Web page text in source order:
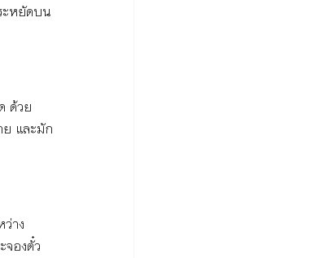
ะหยัดบน
ด้วย
ย และมัก
าง
จองตั๋ว